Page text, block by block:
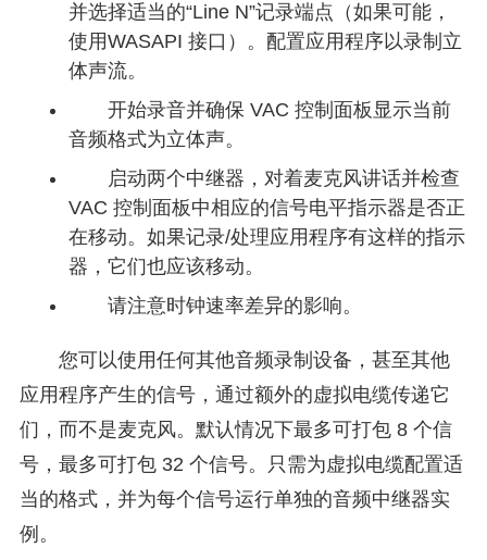
并选择适当的“Line N”记录端点（如果可能，
使用WASAPI 接口）。配置应用程序以录制立
体声流。
开始录音并确保 VAC 控制面板显示当前
音频格式为立体声。
启动两个中继器，对着麦克风讲话并检查
VAC 控制面板中相应的信号电平指示器是否正
在移动。如果记录/处理应用程序有这样的指示
器，它们也应该移动。
请注意时钟速率差异的影响。
您可以使用任何其他音频录制设备，甚至其他
应用程序产生的信号，通过额外的虚拟电缆传递它
们，而不是麦克风。默认情况下最多可打包 8 个信
号，最多可打包 32 个信号。只需为虚拟电缆配置适
当的格式，并为每个信号运行单独的音频中继器实
例。